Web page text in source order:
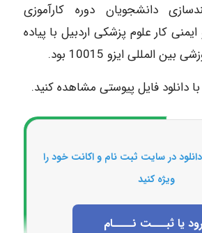
دانشجویان دوره کارآموزی
کار علوم پزشکی اردبیل با پیاده
المللی ایزو 10015 بود.
دانلود فایل پیوستی مشاهده کنید.
در سایت ثبت نام و اکانت خود را
ویژه کنید
یا ثبـــت نــــام